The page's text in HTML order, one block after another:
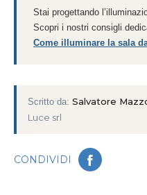
Stai progettando
Scopri i nostri consigli
Come illuminare la sala
Scritto da: Salvatore
Luce srl
CONDIVIDI